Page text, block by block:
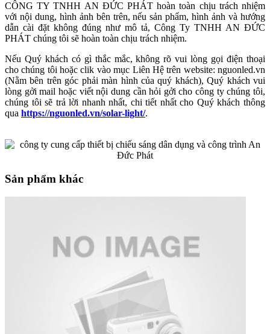
CÔNG TY TNHH AN ĐỨC PHÁT hoàn toàn chịu trách nhiệm
với nội dung, hình ảnh bên trên, nếu sản phẩm, hình ảnh và hướng
dẫn cài đặt không đúng như mô tả, Công Ty TNHH AN ĐỨC
PHÁT chúng tôi sẽ hoàn toàn chịu trách nhiệm.
Nếu Quý khách có gì thắc mắc, không rõ vui lòng gọi điện thoại
cho chúng tôi hoặc clik vào mục Liên Hệ trên website: nguonled.vn
(Nằm bên trên góc phải màn hình của quý khách), Quý khách vui
lòng gởi mail hoặc viết nội dung cần hỏi gởi cho công ty chúng tôi,
chúng tôi sẽ trả lời nhanh nhất, chi tiết nhất cho Quý khách thông
qua https://nguonled.vn/solar-light/.
Sản phẩm khác